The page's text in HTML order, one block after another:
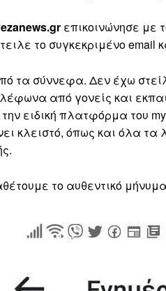
επικοινώνησε με
το συγκεκριμένο
τα σύννεφα. Δεν έχω
από γονείς και
ειδική πλατφόρμα του
κλειστό, όπως και όλα τα
το αυθεντικό